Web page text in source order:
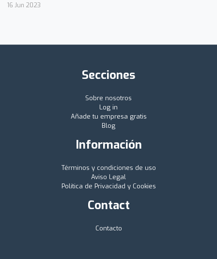
16 Jun 2023
Secciones
Sobre nosotros
Log in
Añade tu empresa gratis
Blog
Información
Términos y condiciones de uso
Aviso Legal
Política de Privacidad y Cookies
Contact
Contacto